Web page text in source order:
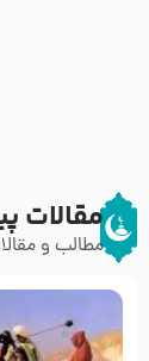
مقالات
مطالب و